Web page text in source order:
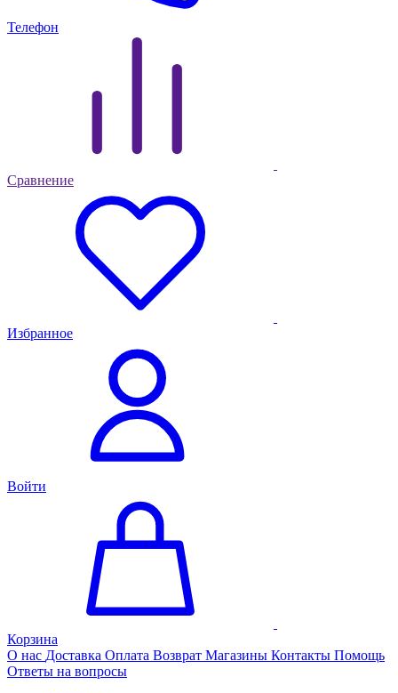
Телефон
Сравнение
Избранное
Войти
Корзина
О нас Доставка Оплата Возврат Магазины Контакты Помощь
Ответы на вопросы